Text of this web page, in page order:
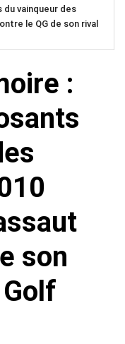
du vainqueur des
le QG de son rival
:
son